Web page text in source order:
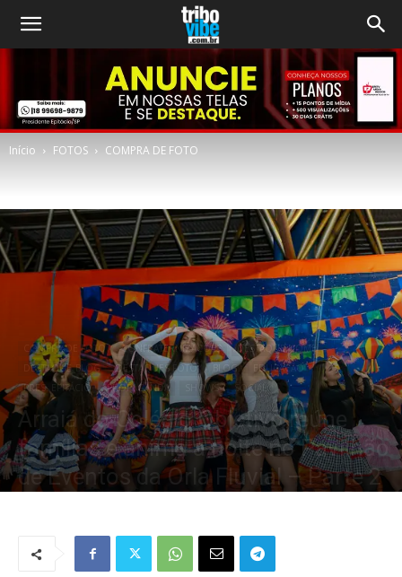
Início FOTOS COMPRA DE FOTO
COMPRA DE FOTO CONFRATERNIZAÇÕES
DESTAQUE HOME
DESTAQUE_BLOG
DESTAQUES FOTO BLOG
EDUCAÇÃO
PRES. EPITÁCIO
PROPAGANDA SHOWS SOCIAL
Arraiá do Colégio Objetivo reúne
famílias e anima a noite no Pavilhão
de Eventos da Orla Fluvial – Parte 2